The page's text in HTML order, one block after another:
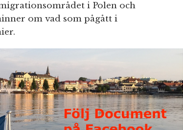
i Polen och
om vad som pågått i